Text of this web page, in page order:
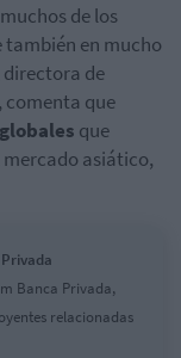
de los
también en mucho
directora de
comenta que
que
asiático,
Banca Privada,
relacionadas